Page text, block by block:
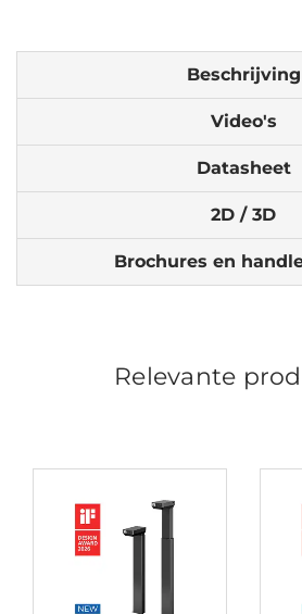
Beschrijving
Video's
Datasheet
2D / 3D
Brochures en
Relevante